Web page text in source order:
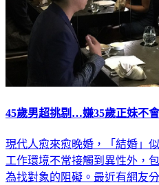
45歲男超挑剔…嫌35歲正妹不
現代人愈來愈晚婚，「結婚」
工作環境不常接觸到異性外，
為找對象的阻礙。最近有網友